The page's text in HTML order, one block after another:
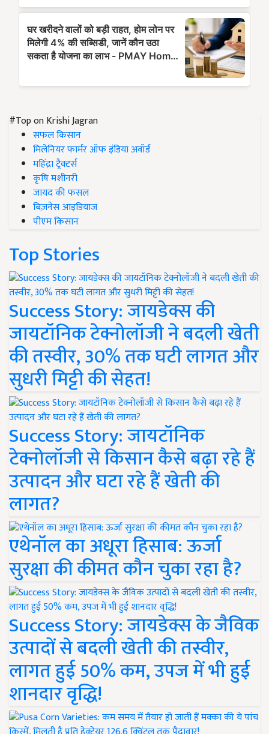
#Top on Krishi Jagran
सफल किसान
मिलेनियर फार्मर ऑफ इंडिया अवॉर्ड
महिंद्रा ट्रैक्टर्स
कृषि मशीनरी
जायद की फसल
बिज़नेस आइडियाज
पीएम किसान
Top Stories
Success Story: जायडेक्स की
जायटॉनिक टेक्नोलॉजी ने बदली खेती
की तस्वीर, 30% तक घटी लागत और
सुधरी मिट्टी की सेहत!
Success Story: जायटॉनिक
टेक्नोलॉजी से किसान कैसे बढ़ा रहे हैं
उत्पादन और घटा रहे हैं खेती की
लागत?
एथेनॉल का अधूरा हिसाब: ऊर्जा
सुरक्षा की कीमत कौन चुका रहा है?
Success Story: जायडेक्स के जैविक
उत्पादों से बदली खेती की तस्वीर,
लागत हुई 50% कम, उपज में भी हुई
शानदार वृद्धि!